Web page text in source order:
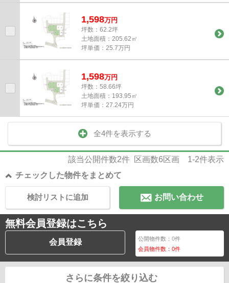
1,598万円
坪数：62.2坪
土地面積：205.62㎡
坪単価：25.7万円
1,598万円
坪数：58.66坪
土地面積：193.95㎡
坪単価：27.24万円
全4件を表示する
該当公開件数2件 区画数6区画 1-2件表示
チェックした物件をまとめて
お問い合わせ
検討リストに追加
無料会員登録はこちら
会員登録 公開物件数：0件
会員物件数：0件
さらに条件を絞り込む